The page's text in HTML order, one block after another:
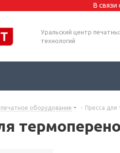
В связи
Уральский центр
технологий
оборудование - Пресса для